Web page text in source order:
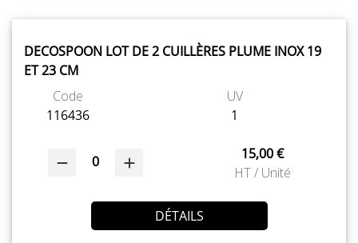
DECOSPOON LOT DE 2 CUILLÈRES PLUME INOX 19
ET 23 CM
Code
116436
UV
1
0
15,00 €
HT / Unité
DÉTAILS